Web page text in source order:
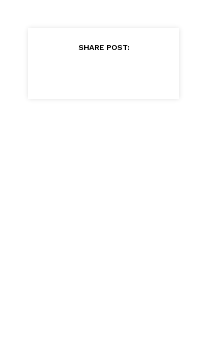
SHARE POST: